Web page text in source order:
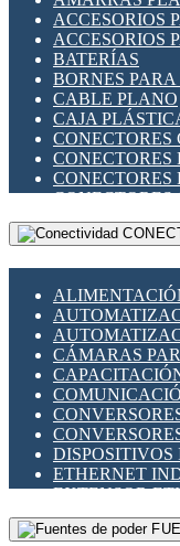
INDICADORES
INTERFACES
LLAVES
MEDIDORES
MOTORES
PANTALLAS
PLC -
RELÉS DE
SENSORES
SENSORES
VARIACS
VARIADORES
MAQUINARIA
ACCESORIOS
ACCESORIOS
BATERÍAS
BORNES PARA
CABLE PLANO
CAJA
CONECTORES
CONECTORES
CONECTORES
CONECTORES
DIP SWITCHES
ILUMINACIÓN
INTERFACES
OTROS RELÉS
PROTECCIÓN
RELÉS
RELÉS DE
RELÉS DE
RELÉS
RELÉS
SENSORES
CÁMARAS
DISPOSITIVOS
ETHERNET
EXTENSOR
GATEWAY
GESTIÓN DE